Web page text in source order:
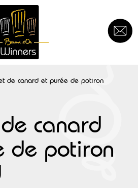
de canard et purée de potiron
canard
de potiron